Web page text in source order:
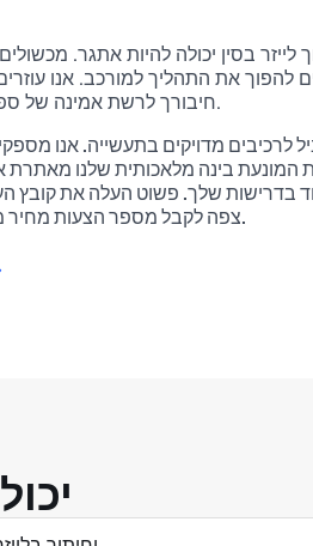
לייזר בסין יכולה להיות אתגר.
להפוך את התהליך למורכב. אנו
חיבורך לרשת אמינה של ספקים מסין לשירותי חיתוך בלייזר.
בינה מלאכותית שלנו מאתרת
בדרישות שלך. פשוט העלה את קובץ
צפה לקבל מספר הצעות מחיר מספקים רשומים בתוך 24 שעות.